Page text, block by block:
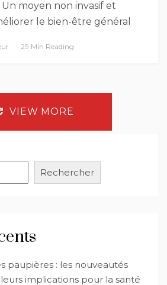
moyen non invasif et
le bien-être général
29 Min Reading
VIEW MORE
Rechercher
paupières : les nouveautés
implications pour la santé